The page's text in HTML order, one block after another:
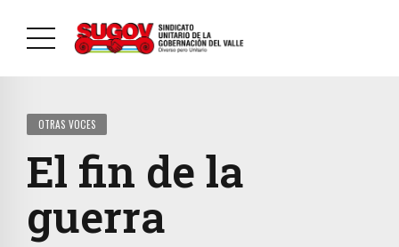
OTRAS VOCES
El fin de la
guerra